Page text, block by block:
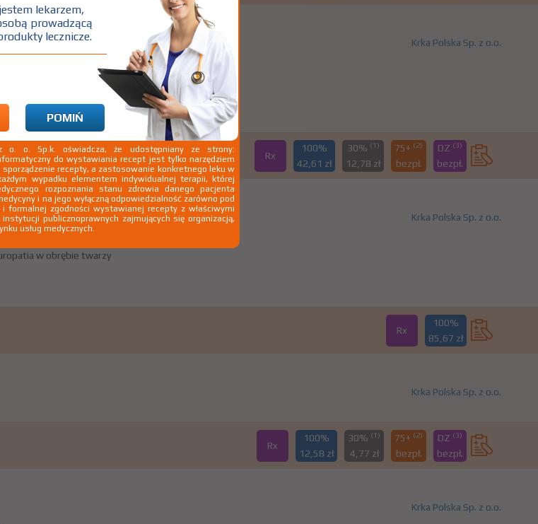
Krka Polska Sp. z o.o.
w obrębie twarzy
Rx
100%
42,61 zł
30% (1)
12,78 zł
75+ (2)
bezpł.
DZ (3)
bezpł.
Krka Polska Sp. z o.o.
w obrębie twarzy
Rx
100%
85,67 zł
Krka Polska Sp. z o.o.
Rx
100%
12,58 zł
30% (1)
4,77 zł
75+ (2)
bezpł.
DZ (3)
bezpł.
Krka Polska Sp. z o.o.
lekarzem,
prowadzącą
lecznicze.
POMIŃ
o. o. Sp.k. oświadcza, że udostępniany ze strony:
do wystawiania recept jest tylko narzędziem
sporządzenie recepty, a zastosowanie konkretnego leku w
wypadku elementem indywidualnej terapii, której
rozpoznania stanu zdrowia danego pacjenta
i na jego wyłączną odpowiedzialność zarówno pod
formalnej zgodności wystawianej recepty z właściwymi
publicznoprawnych zajmujących się organizacją,
usług medycznych.